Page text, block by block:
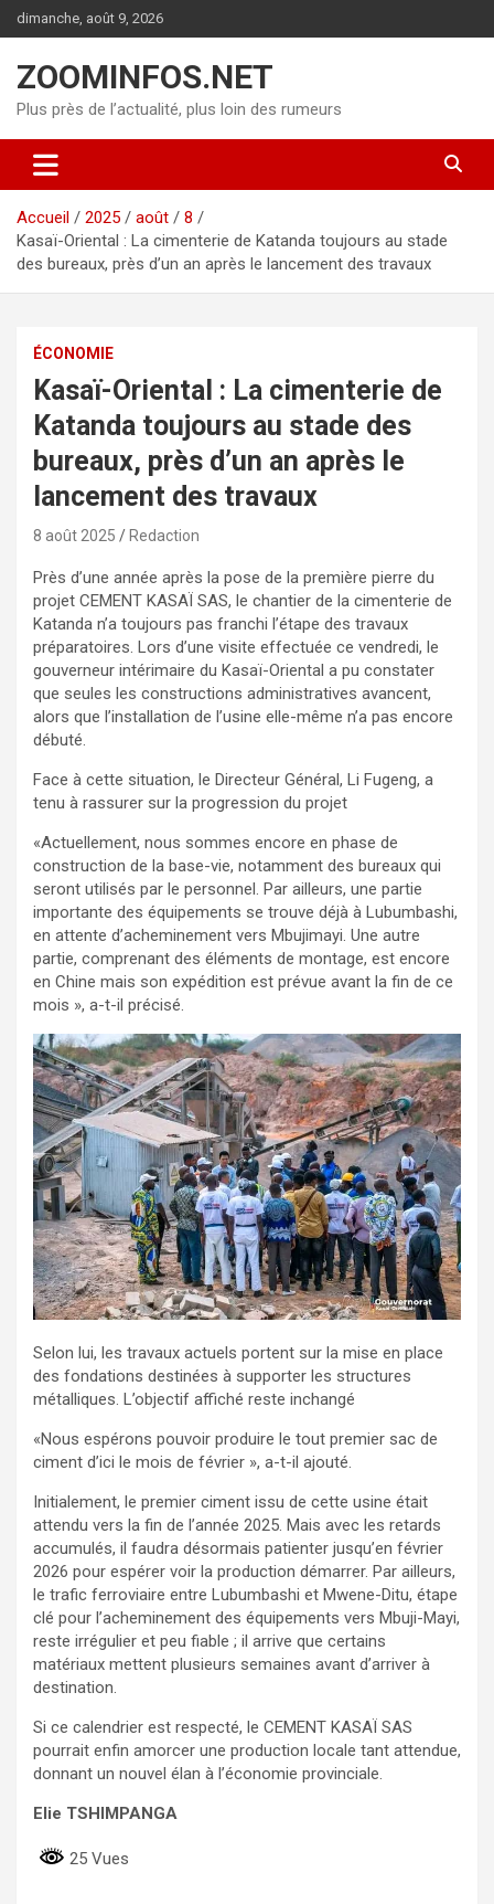
Aller
au
dimanche, août 9, 2026
ZOOMINFOS.NET
Plus près de l’actualité, plus loin des rumeurs
Accueil 2025 août
8
Kasaï-Oriental : La cimenterie de Katanda toujours au stade
des bureaux, près d’un an après le lancement des travaux
ÉCONOMIE
Kasaï-Oriental : La cimenterie de
Katanda toujours au stade des
bureaux, près d’un an après le
lancement des travaux
8 août 2025 Redaction
Près d’une année après la pose de la première pierre du
projet CEMENT KASAÏ SAS, le chantier de la cimenterie de
Katanda n’a toujours pas franchi l’étape des travaux
préparatoires. Lors d’une visite effectuée ce vendredi, le
gouverneur intérimaire du Kasaï-Oriental a pu constater
que seules les constructions administratives avancent,
alors que l’installation de l’usine elle-même n’a pas encore
débuté.
Face à cette situation, le Directeur Général, Li Fugeng, a
tenu à rassurer sur la progression du projet
«Actuellement, nous sommes encore en phase de
construction de la base-vie, notamment des bureaux qui
seront utilisés par le personnel. Par ailleurs, une partie
importante des équipements se trouve déjà à Lubumbashi,
en attente d’acheminement vers Mbujimayi. Une autre
partie, comprenant des éléments de montage, est encore
en Chine mais son expédition est prévue avant la fin de ce
mois », a-t-il précisé.
Selon lui, les travaux actuels portent sur la mise en place
des fondations destinées à supporter les structures
métalliques. L’objectif affiché reste inchangé
«Nous espérons pouvoir produire le tout premier sac de
ciment d’ici le mois de février », a-t-il ajouté.
Initialement, le premier ciment issu de cette usine était
attendu vers la fin de l’année 2025. Mais avec les retards
accumulés, il faudra désormais patienter jusqu’en février
2026 pour espérer voir la production démarrer. Par ailleurs,
le trafic ferroviaire entre Lubumbashi et Mwene-Ditu, étape
clé pour l’acheminement des équipements vers Mbuji-Mayi,
reste irrégulier et peu fiable ; il arrive que certains
matériaux mettent plusieurs semaines avant d’arriver à
destination.
Si ce calendrier est respecté, le CEMENT KASAÏ SAS
pourrait enfin amorcer une production locale tant attendue,
donnant un nouvel élan à l’économie provinciale.
Elie TSHIMPANGA
25 Vues